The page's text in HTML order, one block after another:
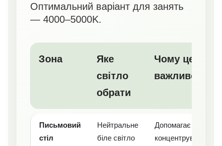
Оптимальний варіант для занять
— 4000–5000K.
Зона
Яке
світло
обрати
Чому це
важливо
Письмовий
стіл
Нейтральне
біле світло
Допомагає
концентруватися